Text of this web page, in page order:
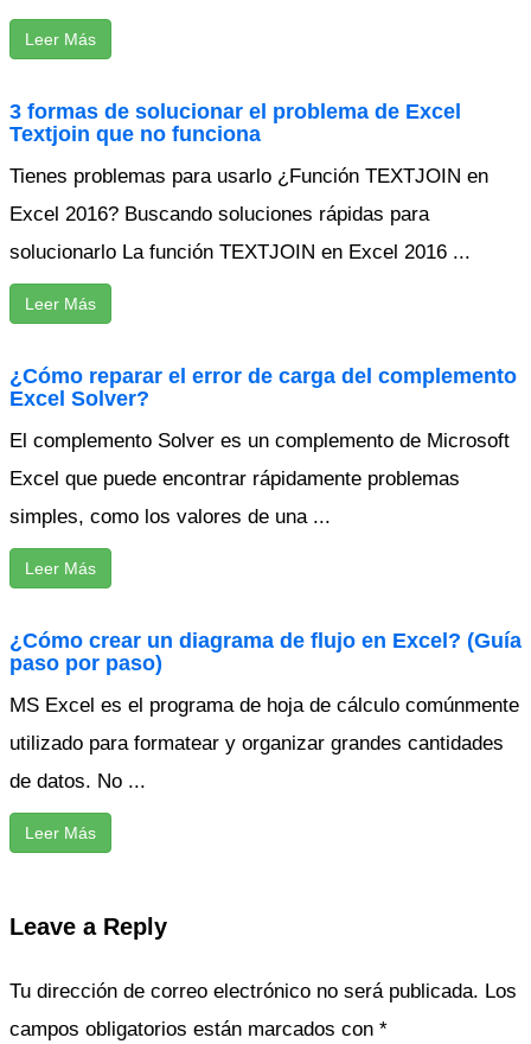
Leer Más
3 formas de solucionar el problema de Excel
Textjoin que no funciona
Tienes problemas para usarlo ¿Función TEXTJOIN en
Excel 2016? Buscando soluciones rápidas para
solucionarlo La función TEXTJOIN en Excel 2016 ...
Leer Más
¿Cómo reparar el error de carga del complemento
Excel Solver?
El complemento Solver es un complemento de Microsoft
Excel que puede encontrar rápidamente problemas
simples, como los valores de una ...
Leer Más
¿Cómo crear un diagrama de flujo en Excel? (Guía
paso por paso)
MS Excel es el programa de hoja de cálculo comúnmente
utilizado para formatear y organizar grandes cantidades
de datos. No ...
Leer Más
Leave a Reply
Tu dirección de correo electrónico no será publicada. Los
campos obligatorios están marcados con *